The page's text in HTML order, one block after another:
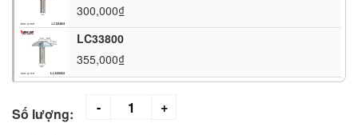
300,000₫
LC33800
355,000₫
Số lượng: